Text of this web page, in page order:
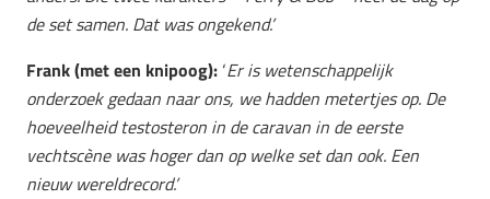
de set samen. Dat was ongekend.’
Frank (met een knipoog): ‘Er is wetenschappelijk
onderzoek gedaan naar ons, we hadden metertjes op. De
hoeveelheid testosteron in de caravan in de eerste
vechtscène was hoger dan op welke set dan ook. Een
nieuw wereldrecord.’